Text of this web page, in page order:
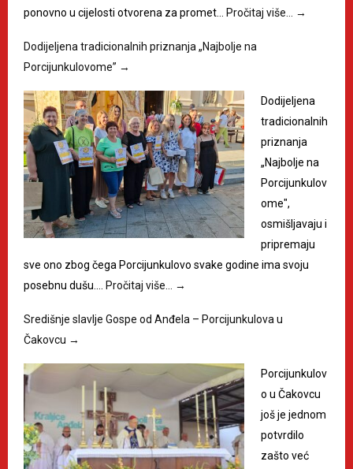
ponovno u cijelosti otvorena za promet…
Pročitaj više… →
Dodijeljena tradicionalnih priznanja „Najbolje na
Porcijunkulovome” →
Dodijeljena
tradicionalnih
priznanja
„Najbolje na
Porcijunkulov
ome",
osmišljavaju i
pripremaju
sve ono zbog čega Porcijunkulovo svake godine ima svoju
posebnu dušu.…
Pročitaj više… →
Središnje slavlje Gospe od Anđela – Porcijunkulova u
Čakovcu →
Porcijunkulov
o u Čakovcu
još je jednom
potvrdilo
zašto već